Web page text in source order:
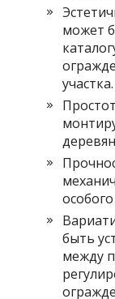
может
участка.
быть
между